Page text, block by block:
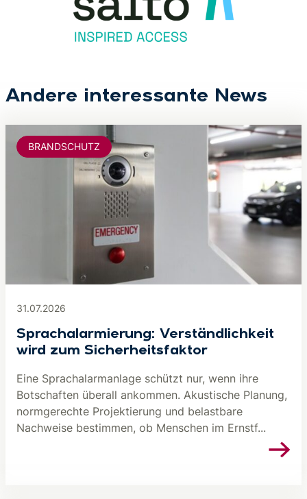
Andere interessante News
31.07.2026
Sprachalarmierung: Verständlichkeit
wird zum Sicherheitsfaktor
Eine Sprachalarmanlage schützt nur, wenn ihre
Botschaften überall ankommen. Akustische Planung,
normgerechte Projektierung und belastbare
Nachweise bestimmen, ob Menschen im Ernstf...
BRANDSCHUTZ